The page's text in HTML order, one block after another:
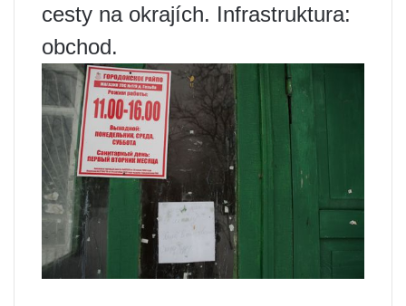
cesty na okrajích. Infrastruktura:
obchod.